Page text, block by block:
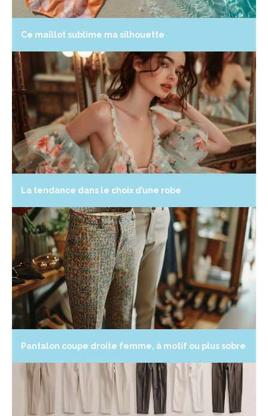
Ce maillot sublime ma silhouette
La tendance dans le choix d’une robe
Pantalon coupe droite femme, à motif ou plus sobre